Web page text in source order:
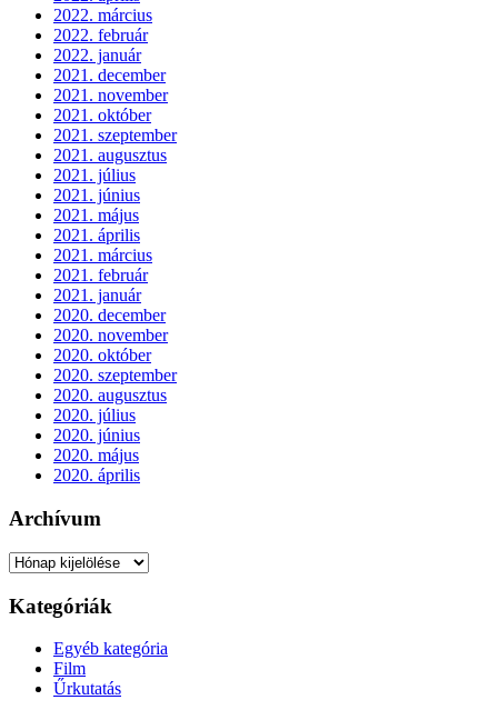
2022. március
2022. február
2022. január
2021. december
2021. november
2021. október
2021. szeptember
2021. augusztus
2021. július
2021. június
2021. május
2021. április
2021. március
2021. február
2021. január
2020. december
2020. november
2020. október
2020. szeptember
2020. augusztus
2020. július
2020. június
2020. május
2020. április
Archívum
Archívum
Kategóriák
Egyéb kategória
Film
Űrkutatás